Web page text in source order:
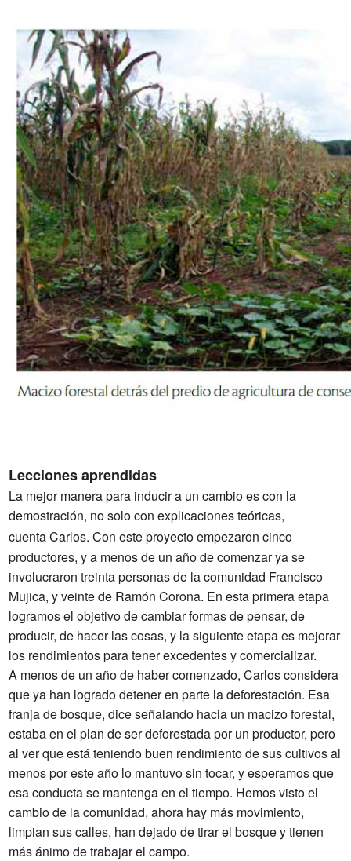
Lecciones aprendidas
La mejor manera para inducir a un cambio es con la
demostración, no solo con explicaciones teóricas,
cuentaCarlos. Con este proyecto empezaron cinco
productores, y a menos de un año de comenzar ya se
involucraron treinta personas de la comunidad Francisco
Mujica, y veinte de Ramón Corona. En esta primera etapa
logramos el objetivo de cambiar formas de pensar, de
producir, de hacer las cosas, y la siguiente etapa es mejorar
los rendimientos para tener excedentes y comercializar.
A menos de un año de haber comenzado, Carlos considera
que ya han logrado detener en parte la deforestación. Esa
franja de bosque, dice señalando hacia un macizo forestal,
estaba en el plan de ser deforestada por un productor, pero
al ver que está teniendo buen rendimiento de sus cultivos al
menos por este año lo mantuvo sin tocar, y esperamos que
esa conducta se mantenga en el tiempo. Hemos visto el
cambio de la comunidad, ahora hay más movimiento,
limpian sus calles, han dejado de tirar el bosque y tienen
más ánimo de trabajar el campo.